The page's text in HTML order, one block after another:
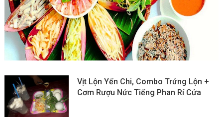
Vịt Lộn Yến Chi, Combo Trứng Lộn +
Cơm Rượu Nức Tiếng Phan Rí Cửa